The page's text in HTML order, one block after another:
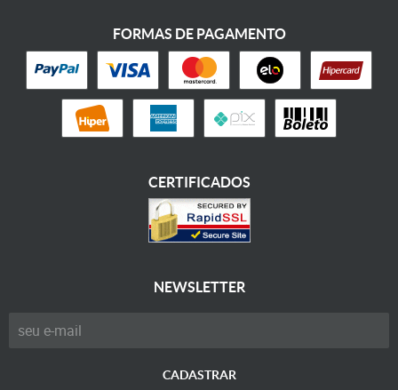
FORMAS DE PAGAMENTO
CERTIFICADOS
NEWSLETTER
CADASTRAR